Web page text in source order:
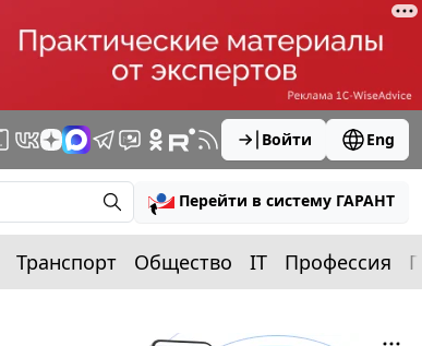
Войти Eng
Перейти в систему ГАРАНТ
Транспорт Общество IT Профессия